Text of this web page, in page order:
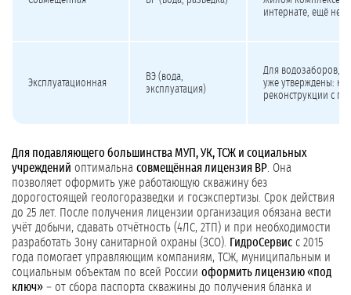
интернате, ещё не
Эксплуатационная
ВЭ (вода,
эксплуатация)
Для водозаборов,
уже утверждены:
реконструкции с
Для подавляющего большинства МУП, УК, ТСЖ и социальных
учреждений оптимальна совмещённая лицензия ВР . Она
позволяет оформить уже работающую скважину без
дорогостоящей геологоразведки и госэкспертизы. Срок действия
до 25 лет. После получения лицензии организация обязана вести
учёт добычи, сдавать отчётность (4ЛС, 2ТП) и при необходимости
разработать Зону санитарной охраны (ЗСО). ГидроСервис с 2015
года помогает управляющим компаниям, ТСЖ, муниципальным и
социальным объектам по всей России оформить лицензию «под
ключ» – от сбора паспорта скважины до получения бланка и